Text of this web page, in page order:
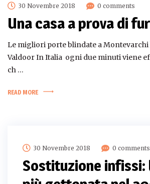
30 Novembre 2018 0 comments
Una casa a prova di
Le migliori porte blindate a Montevarchi
Valdoor In Italia ogni due minuti viene
ch …
READ MORE
30 Novembre 2018 0 comments
Sostituzione infissi: